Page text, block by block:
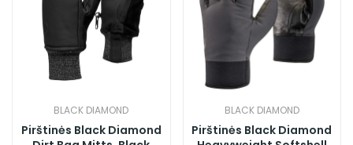
BLACK DIAMOND
Pirštinės Black Diamond
BLACK DIAMOND
Pirštinės Black Diamond